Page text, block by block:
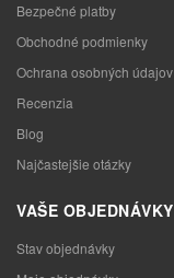
Bezpečné platby
Obchodné podmienky
Ochrana osobných údajov
Recenzia
Blog
Najčastejšie otázky
VAŠE OBJEDNÁVKY
Stav objednávky